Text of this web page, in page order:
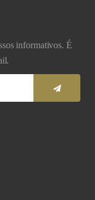
informativos. É